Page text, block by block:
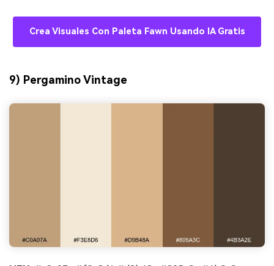
Crea Visuales Con Paleta Fawn Usando IA Gratis
9) Pergamino Vintage